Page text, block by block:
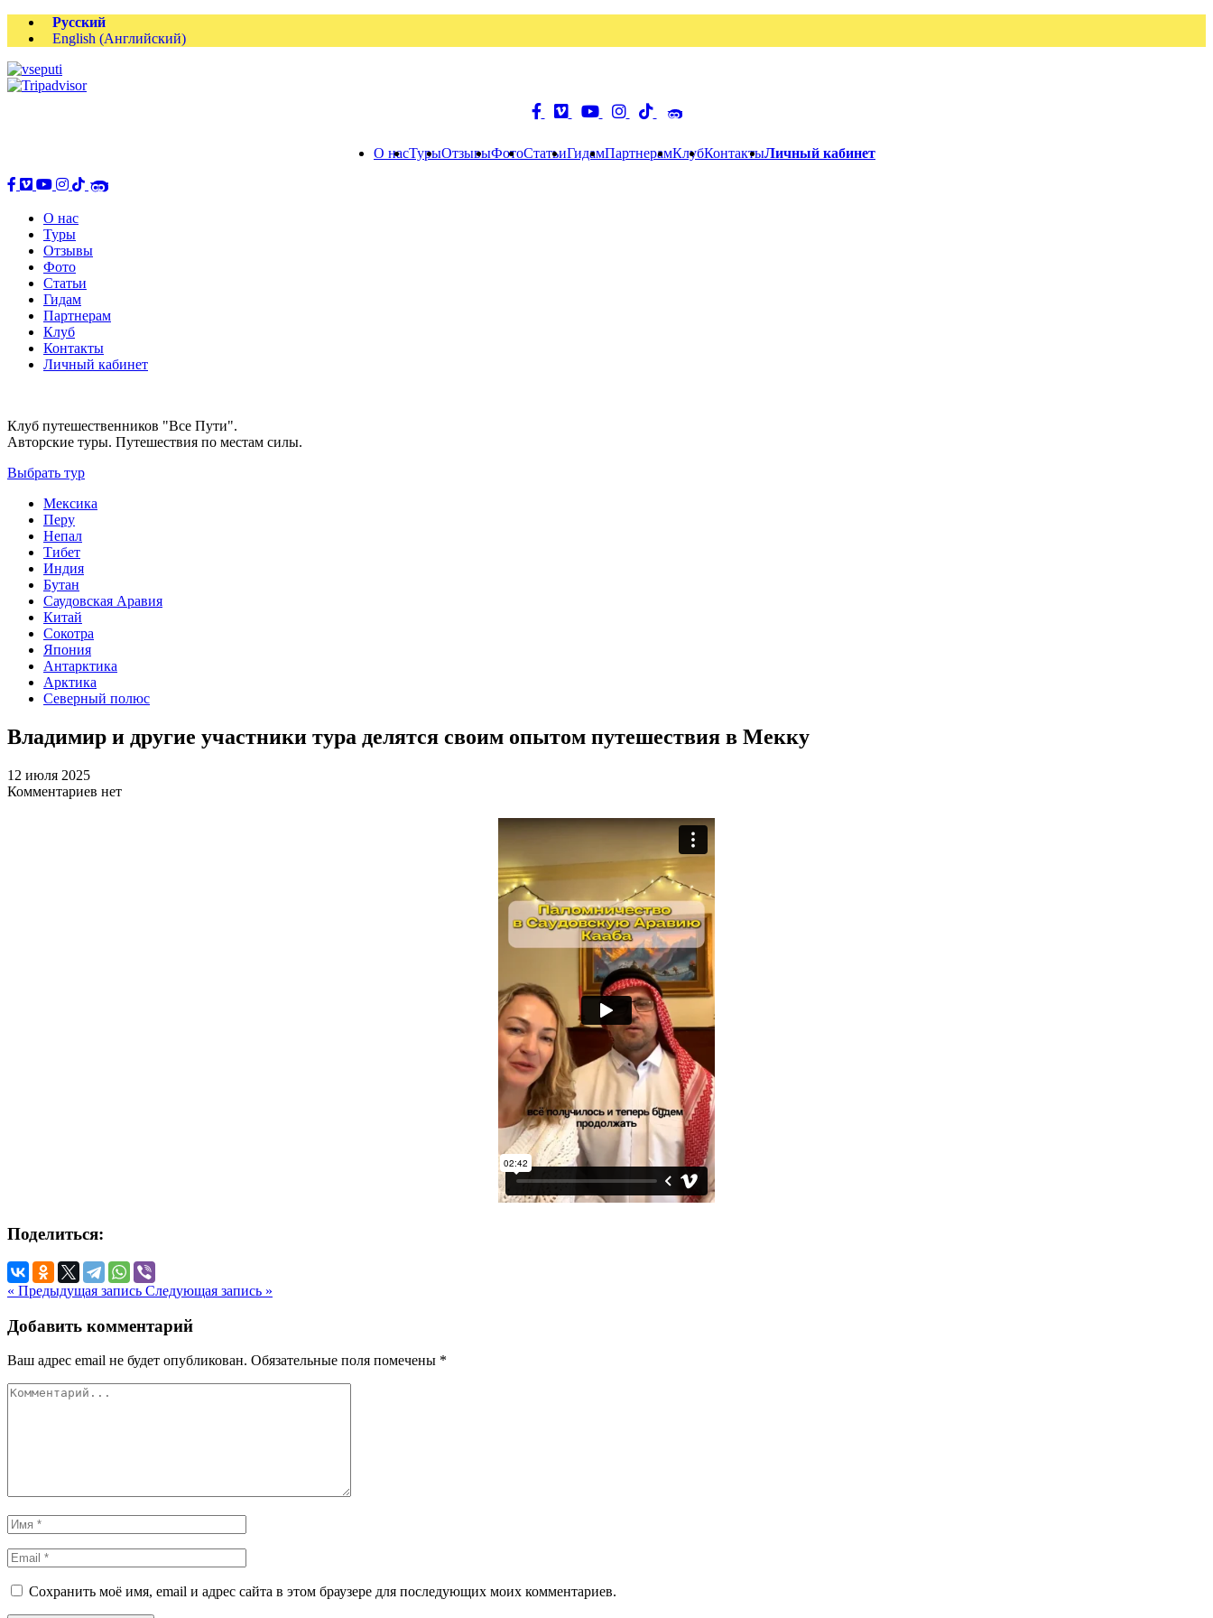
Русский
English (Английский)
О насТурыОтзывыФотоСтатьиГидамПартнерамКлубКонтактыЛичный кабинет
О нас
Туры
Отзывы
Фото
Статьи
Гидам
Партнерам
Клуб
Контакты
Личный кабинет
Клуб путешественников "Все Пути".
Авторские туры. Путешествия по местам силы.
Выбрать тур
Мексика
Перу
Непал
Тибет
Индия
Бутан
Саудовская Аравия
Китай
Сокотра
Япония
Антарктика
Арктика
Северный полюс
Владимир и другие участники тура делятся своим опытом путешествия в Мекку
12 июля 2025
Комментариев нет
Поделиться:
« Предыдущая запись Следующая запись »
Добавить комментарий
Ваш адрес email не будет опубликован. Обязательные поля помечены *
Сохранить моё имя, email и адрес сайта в этом браузере для последующих моих комментариев.